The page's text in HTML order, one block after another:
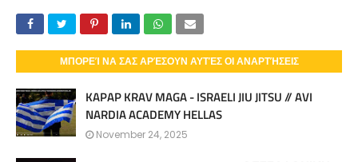
ΜΠΟΡΕΊ ΝΑ ΣΑΣ ΑΡΈΣΟΥΝ ΑΥΤΈΣ ΟΙ ΑΝΑΡΤΉΣΕΙΣ
KAPAP KRAV MAGA - ISRAELI JIU JITSU // AVI
NARDIA ACADEMY HELLAS
November 24, 2025